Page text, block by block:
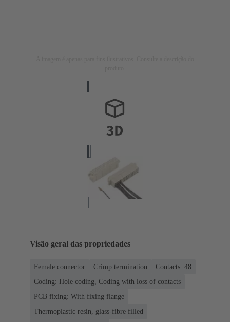
Visão geral das propriedades
Female connector Crimp termination
Contacts: 48
Coding: Hole coding, Coding with loss of contacts
PCB fixing: With fixing flange
Thermoplastic resin, glass-fibre filled